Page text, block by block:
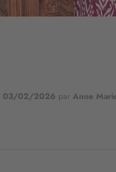
03/02/2026 par Anne